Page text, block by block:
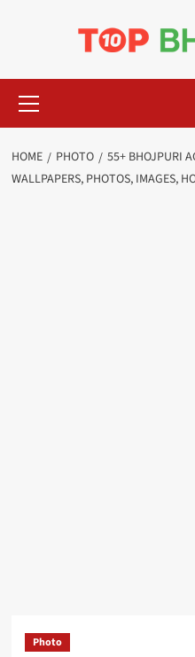
Menu
HOME PHOTO
55+ BHOJPURI
WALLPAPERS, PHOTOS, IMAGES,
Photo